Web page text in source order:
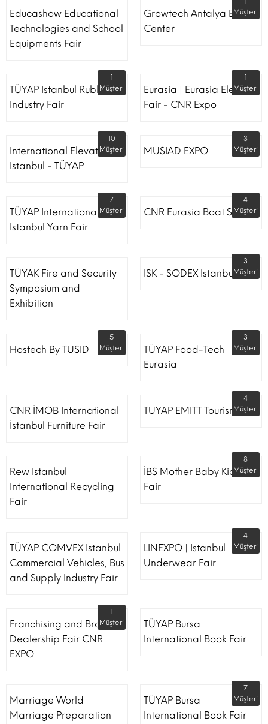
Educashow Educational
Technologies and School
Equipments Fair
Growtech Antalya Expo
Center
Müşteri
TÜYAP Istanbul Rubber
Industry Fair
1
Müşteri
Eurasia | Eurasia Elevator
Fair - CNR Expo
1
Müşteri
International Elevator
Istanbul - TÜYAP
10
Müşteri
MUSIAD EXPO
3
Müşteri
TÜYAP International
Istanbul Yarn Fair
7
Müşteri
CNR Eurasia Boat Show
4
Müşteri
TÜYAK Fire and Security
Symposium and
Exhibition
ISK - SODEX Istanbul
3
Müşteri
Hostech By TUSID
5
Müşteri
TÜYAP Food-Tech
Eurasia
3
Müşteri
CNR İMOB International
İstanbul Furniture Fair
TUYAP EMITT Tourism Fair
4
Müşteri
Rew Istanbul
International Recycling
Fair
İBS Mother Baby Kids
Fair
8
Müşteri
TÜYAP COMVEX Istanbul
Commercial Vehicles, Bus
and Supply Industry Fair
LINEXPO | Istanbul
Underwear Fair
4
Müşteri
Franchising and Brand
Dealership Fair CNR
EXPO
1
Müşteri
TÜYAP Bursa
International Book Fair
Marriage World
Marriage Preparation
TÜYAP Bursa
International Book Fair
7
Müşteri